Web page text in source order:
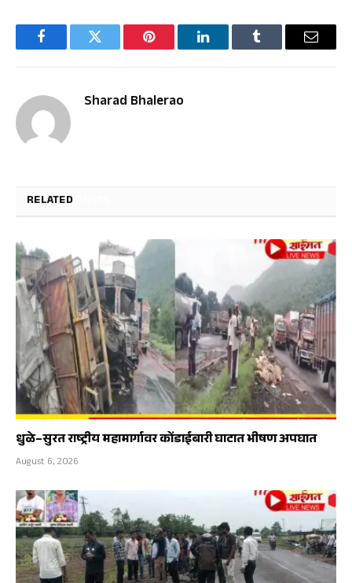
FacebookTwitter Pinterest LinkedInTumblr Email
Sharad Bhalerao
RELATED
धुळे–सुरत राष्ट्रीय महामार्गावर कोंडाईबारी घाटात भीषण अपघात
August 6, 2026